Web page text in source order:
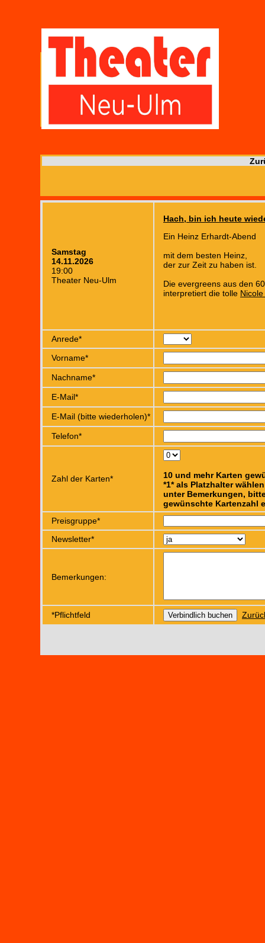
Samstag
14.11.2026
19:00
Theater Neu-Ulm
Hach, bin ich heute
Ein Heinz Erhardt-Abend
mit dem besten Heinz,
der zur Zeit zu haben ist.
Die evergreens aus den
interpretiert die tolle
Anrede*
Vorname*
Nachname*
E-Mail*
E-Mail (bitte wiederholen)*
Telefon*
Zahl der Karten*
10 und mehr Karten
*1* als Platzhalter
unter Bemerkungen,
gewünschte Kartenzahl
Preisgruppe*
Newsletter*
Bemerkungen:
*Pflichtfeld